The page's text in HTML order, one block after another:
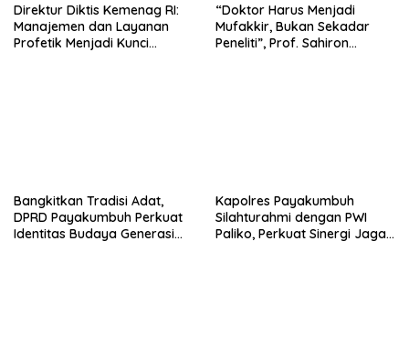
Direktur Diktis Kemenag RI:
Manajemen dan Layanan
Profetik Menjadi Kunci
“Doktor Harus Menjadi
Mufakkir, Bukan Sekadar
Peneliti”, Prof. Sahiron
Bangkitkan Tradisi Adat,
DPRD Payakumbuh Perkuat
Identitas Budaya Generasi
Kapolres Payakumbuh
Silahturahmi dengan PWI
Paliko, Perkuat Sinergi Jaga